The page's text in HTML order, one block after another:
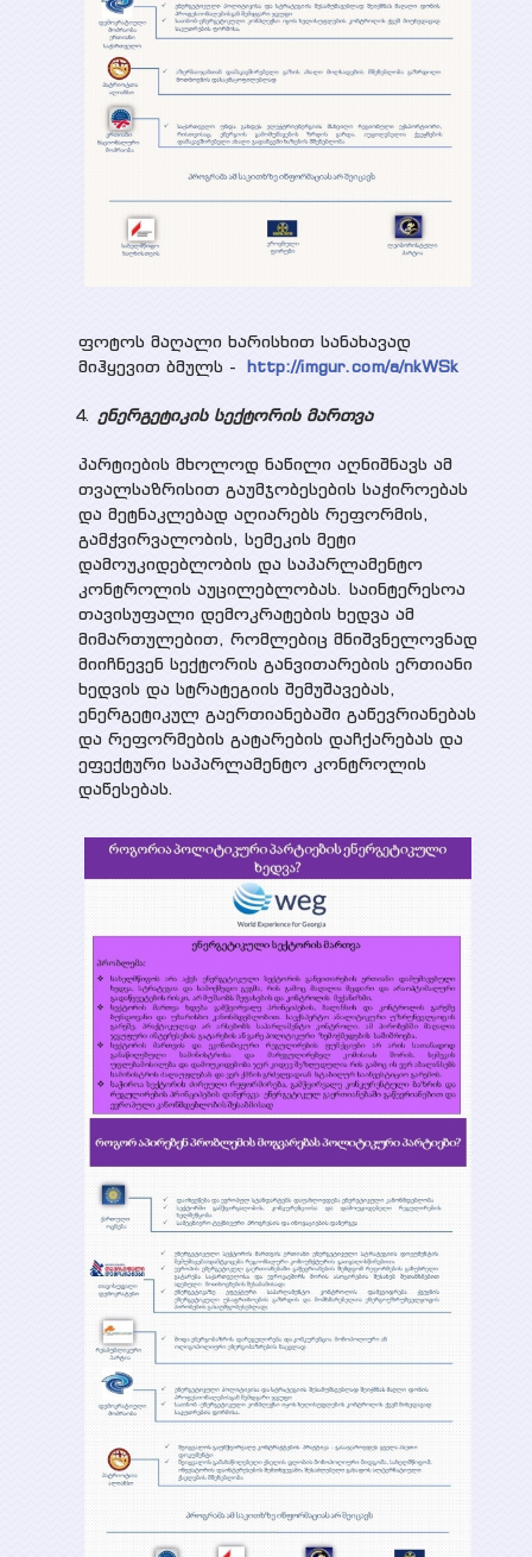
ფოტოს მაღალი ხარისხით სანახავად
მიჰყევით ბმულს - http://imgur.com/a/nkWSk
ენერგეტიკის სექტორის მართვა
პარტიების მხოლოდ ნაწილი აღნიშნავს ამ
თვალსაზრისით გაუმჯობესების საჭიროებას
და მეტნაკლებად აღიარებს რეფორმის,
გამჭვირვალობის, სემეკის მეტი
დამოუკიდებლობის და საპარლამენტო
კონტროლის აუცილებლობას. საინტერესოა
თავისუფალი დემოკრატების ხედვა ამ
მიმართულებით, რომლებიც მნიშვნელოვნად
მიიჩნევენ სექტორის განვითარების ერთიანი
ხედვის და სტრატეგიის შემუშავებას,
ენერგეტიკულ გაერთიანებაში გაწევრიანებას
და რეფორმების გატარების დაჩქარებას და
ეფექტური საპარლამენტო კონტროლის
დაწესებას.